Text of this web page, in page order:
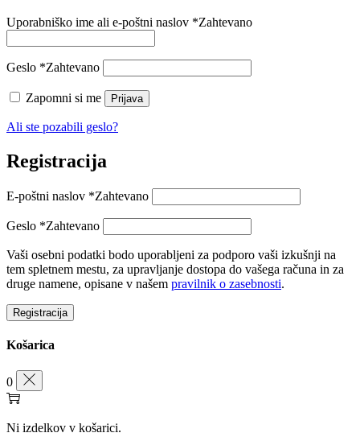
Uporabniško ime ali e-poštni naslov *Zahtevano
Geslo *Zahtevano
Zapomni si me Prijava
Ali ste pozabili geslo?
Registracija
E-poštni naslov *Zahtevano
Geslo *Zahtevano
Vaši osebni podatki bodo uporabljeni za podporo vaši izkušnji na
tem spletnem mestu, za upravljanje dostopa do vašega računa in za
druge namene, opisane v našem pravilnik o zasebnosti.
Registracija
Košarica
0
Ni izdelkov v košarici.